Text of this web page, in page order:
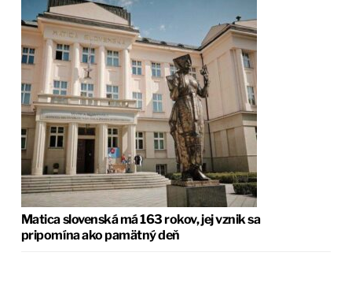
Matica slovenská má 163 rokov, jej vznik sa
pripomína ako pamätný deň